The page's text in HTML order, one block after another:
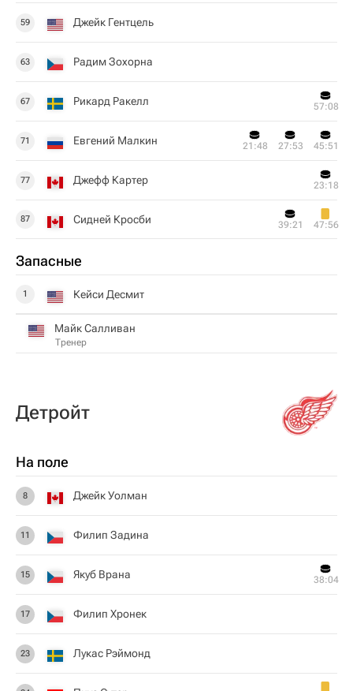
59 Джейк Гентцель
63 Радим Зохорна
67 Рикард Ракелл 57:08
71 Евгений Малкин 21:48 27:53 45:51
77 Джефф Картер 23:18
87 Сидней Кросби 39:21 47:56
Запасные
1 Кейси Десмит
Майк Салливан
Тренер
Детройт
На поле
8 Джейк Уолман
11 Филип Задина
15 Якуб Врана 38:04
17 Филип Хронек
23 Лукас Рэймонд